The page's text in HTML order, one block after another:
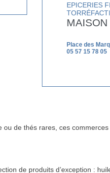
EPICERIES
Place des
05 57 15 78 05
de thés rares, ces
de produits d’exception :